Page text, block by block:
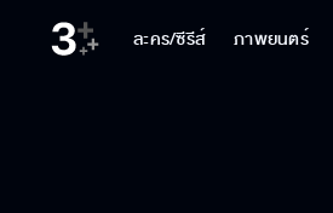
ละคร/ซีรีส์ ภาพยนตร์